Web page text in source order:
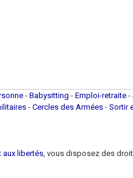
- Babysitting - Emploi-retraite -
- Cercles des Armées - Sortir
aux libertés, vous disposez des